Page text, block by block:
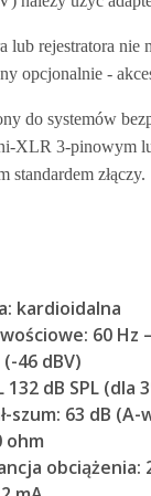
lub rejestratora nie
opcjonalnie -
do systemów
XLR 3-pinowym
standardem złączy.
kardioidalna
60 Hz
(-46 dBV)
132 dB SPL (dla
szum: 63 dB (A-
ohm
obciążenia: